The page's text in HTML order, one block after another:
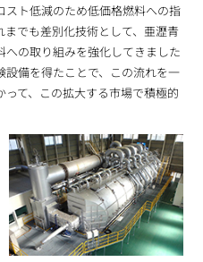
ト低減のため低価格燃料への指
でも差別化技術として、亜瀝青
の取り組みを強化してきました
備を得たことで、この流れを一
て、この拡大する市場で積極的